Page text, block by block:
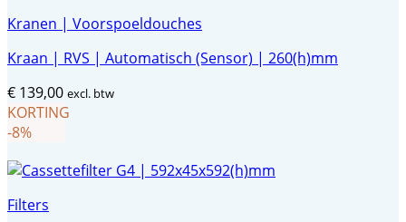
Kranen | Voorspoeldouches
Kraan | RVS | Automatisch (Sensor) | 260(h)mm
€ 139,00 excl. btw
KORTING
-8%
Filters